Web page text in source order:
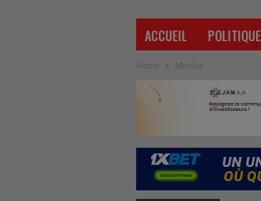
ACCUEIL POLITIQUE
Home Manioc